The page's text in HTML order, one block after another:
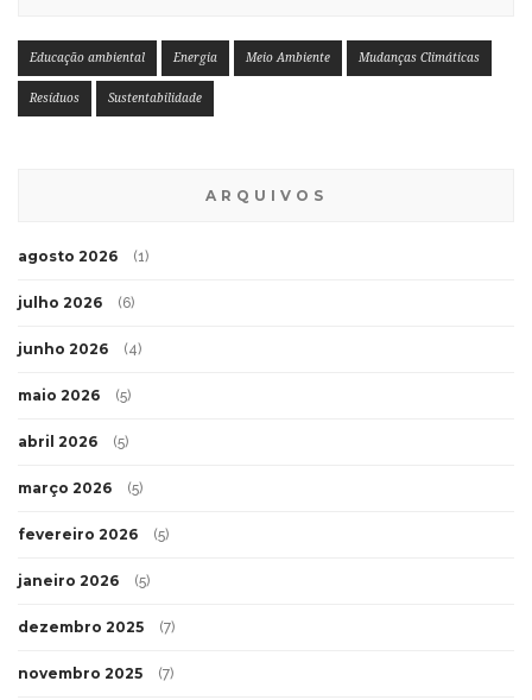
Educação ambiental Energia Meio Ambiente Mudanças Climáticas
Resíduos Sustentabilidade
ARQUIVOS
agosto 2026 (1)
julho 2026 (6)
junho 2026 (4)
maio 2026 (5)
abril 2026 (5)
março 2026 (5)
fevereiro 2026 (5)
janeiro 2026 (5)
dezembro 2025 (7)
novembro 2025 (7)